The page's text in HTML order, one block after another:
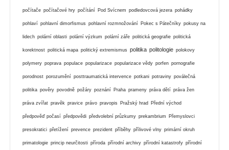
počítače počítačové hry počítání Pod Svícnem podledovcová jezera pohádky
pohlaví pohlavní dimorfismus pohlavní rozmnožování Pokec s Pátečníky pokusy na
lidech polární oblasti polární výzkum polární záře politická geografie politická
korektnost politická mapa politický extremismus politika politologie polokovy
polymery poprava populace popularizace popularizace vědy porfen pornografie
porodnost porozumění posttraumatická intervence potkani potraviny poválečná
politika pověry povodně požáry poznání Praha prameny práva dětí práva žen
práva zvířat pravěk pravice právo pravopis Pražský hrad Přední východ
předpověď počasí předpovědi předvolební průzkumy prekambrium Přemyslovci
presokratici přetížení prevence prezident příběhy přílivové vlny primární okruh
primatologie princip neurčitosti příroda přírodní archivy přírodní katastrofy přírodní